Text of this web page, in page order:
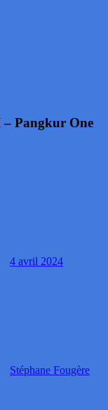
Pangkur One
4 avril 2024
Stéphane Fougère